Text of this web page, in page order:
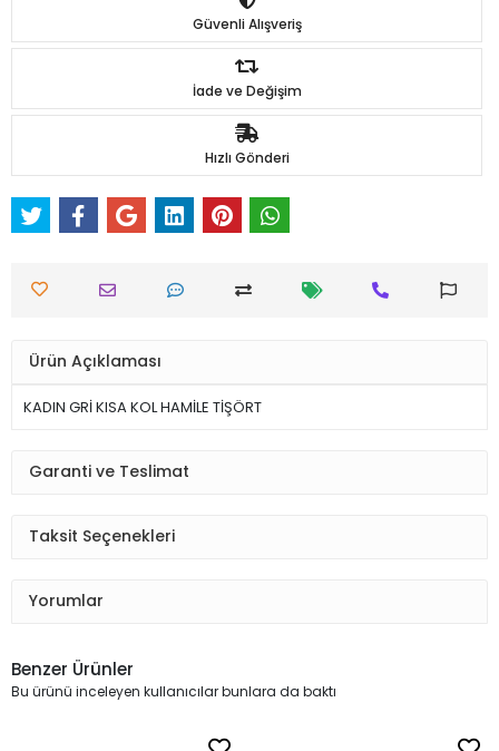
Güvenli Alışveriş
İade ve Değişim
Hızlı Gönderi
Ürün Açıklaması
KADIN GRİ KISA KOL HAMİLE TİŞÖRT
Garanti ve Teslimat
Taksit Seçenekleri
Yorumlar
Benzer Ürünler
Bu ürünü inceleyen kullanıcılar bunlara da baktı